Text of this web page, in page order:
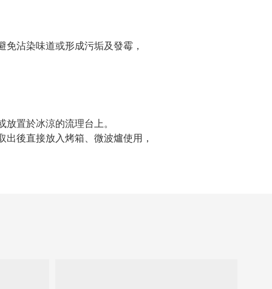
沾染味道或形成污垢及發霉，
置於冰涼的流理台上。
後直接放入烤箱、微波爐使用，